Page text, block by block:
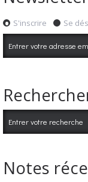
S'inscrire Se
Notes